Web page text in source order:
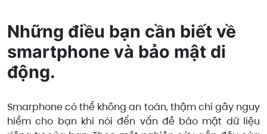
Những điều bạn cần biết về
smartphone và bảo mật di
động.
Smarphone có thể không an toàn, thậm chí gây nguy
hiểm cho bạn khi nói đến vấn đề bảo mật dữ liệu